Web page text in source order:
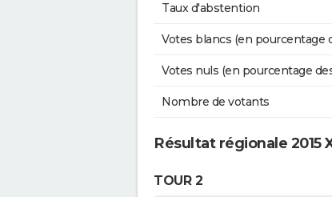
Taux d'abstention
Votes blancs (en pourcentage
Votes nuls (en pourcentage
Nombre de votants
Résultat régionale 2015
TOUR 2